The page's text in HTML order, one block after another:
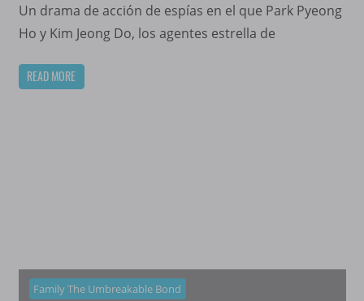
Un drama de acción de espías en el que Park Pyeong
Ho y Kim Jeong Do, los agentes estrella de
READ MORE
Family The Umbreakable Bond